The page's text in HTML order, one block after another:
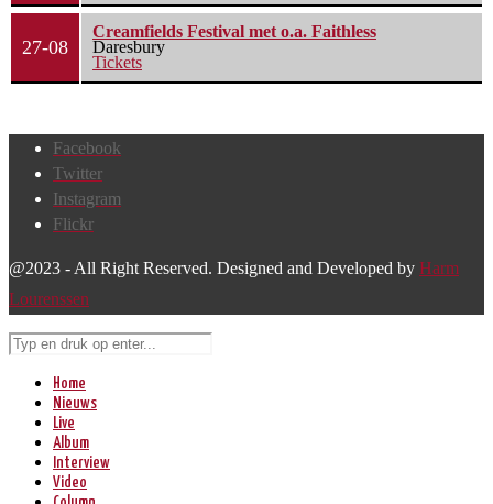
27-08
Creamfields Festival met o.a. Faithless
Daresbury
Tickets
Facebook
Twitter
Instagram
Flickr
@2023 - All Right Reserved. Designed and Developed by Harm
Lourenssen
Home
Nieuws
Live
Album
Interview
Video